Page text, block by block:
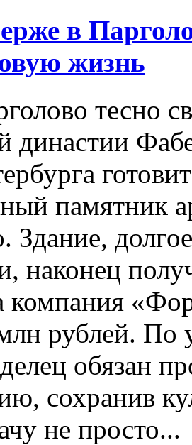
в
жизнь
тесно
династии
памятник
Здание,
наконец
компания
рублей.
обязан
сохранив
не просто...